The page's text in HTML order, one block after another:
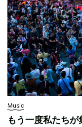
Music
もう一度私たち